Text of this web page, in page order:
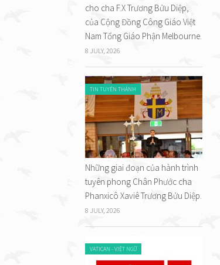
cho cha F.X Trương Bửu Diệp,
của Cộng Đồng Công Giáo Việt
Nam Tổng Giáo Phận Melbourne.
8 JULY, 2026
TIN TUYÊN THÁNH
Những giai đoạn của hành trình
tuyên phong Chân Phước cha
Phanxicô Xaviê Trương Bửu Diệp.
8 JULY, 2026
VATICAN - VIỆT NGỮ